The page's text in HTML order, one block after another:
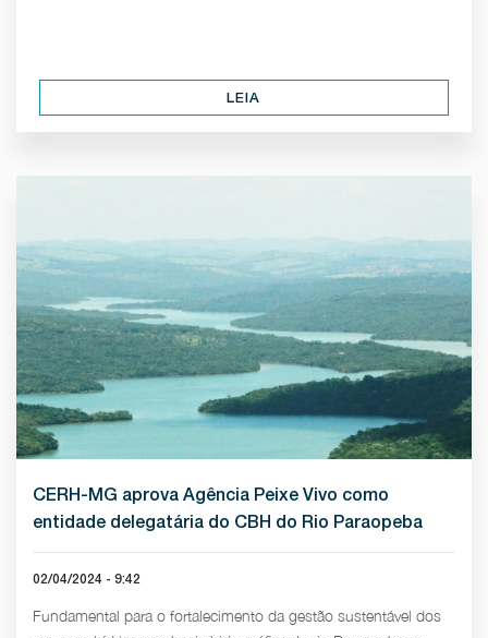
LEIA
CERH-MG aprova Agência Peixe Vivo como
entidade delegatária do CBH do Rio Paraopeba
02/04/2024 - 9:42
Fundamental para o fortalecimento da gestão sustentável dos